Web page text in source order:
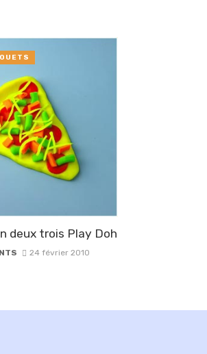
deux trois Play Doh
24 février 2010